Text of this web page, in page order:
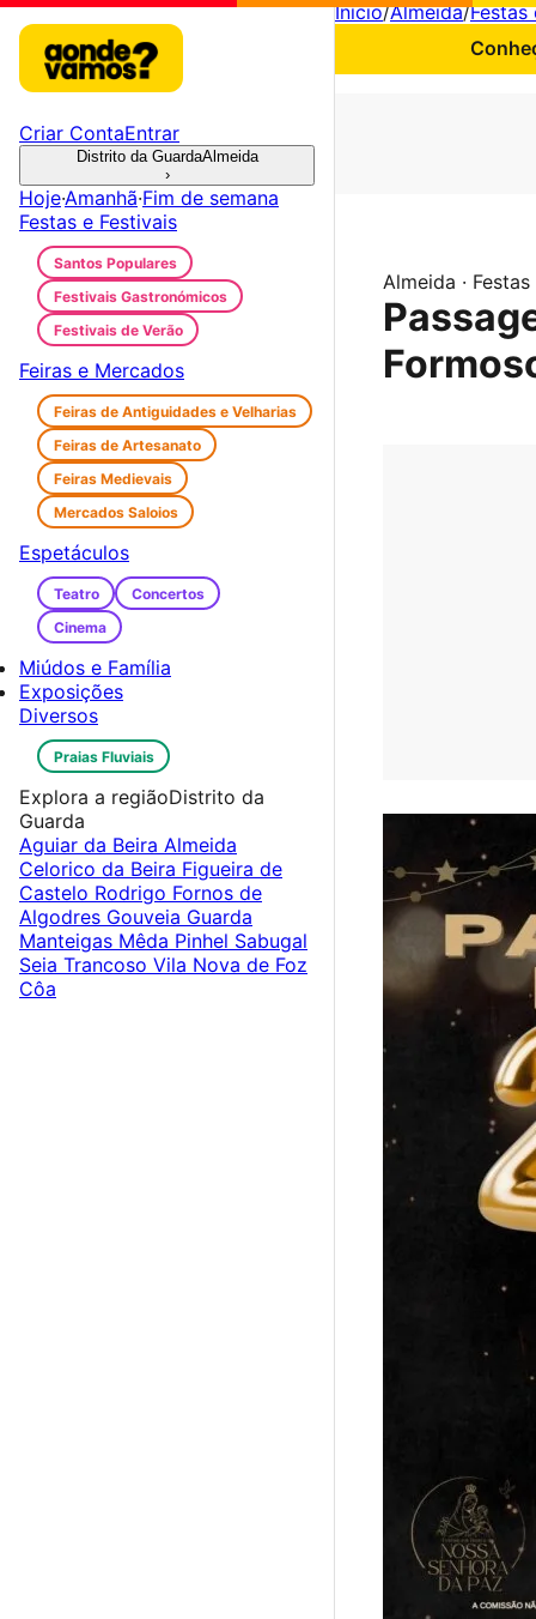
Início/Almeida/Festas
Almeida ·
Criar ContaEntrar
Distrito da GuardaAlmeida
›
Hoje·Amanhã·Fim de semana
Festas e Festivais
Santos Populares
Festivais Gastronómicos
Festivais de Verão
Feiras e Mercados
Feiras de Antiguidades e Velharias
Feiras de Artesanato
Feiras Medievais
Mercados Saloios
Espetáculos
Teatro
Concertos
Cinema
Miúdos e Família
Exposições
Diversos
Praias Fluviais
Explora a regiãoDistrito da
Guarda
Aguiar da Beira Almeida
Celorico da Beira Figueira de
Castelo Rodrigo Fornos de
Algodres Gouveia Guarda
Manteigas Mêda Pinhel Sabugal
Seia Trancoso Vila Nova de Foz
Côa